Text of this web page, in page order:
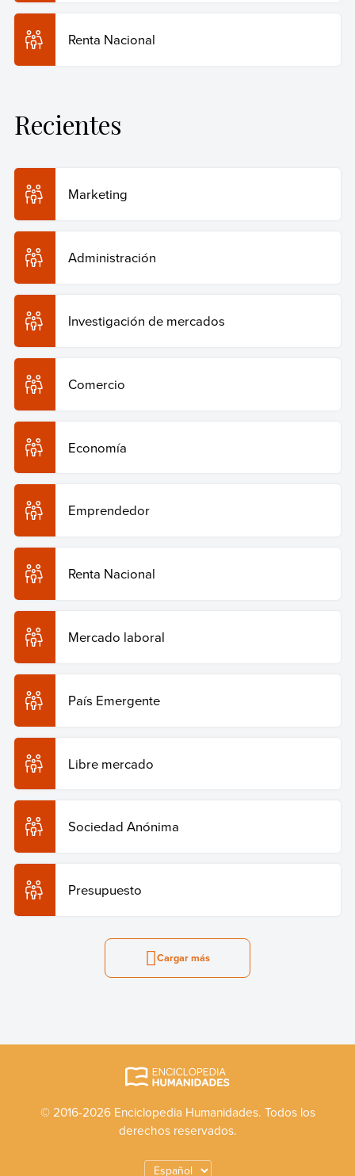
Renta Nacional
Recientes
Marketing
Administración
Investigación de mercados
Comercio
Economía
Emprendedor
Renta Nacional
Mercado laboral
País Emergente
Libre mercado
Sociedad Anónima
Presupuesto
Cargar más
© 2016-2026 Enciclopedia Humanidades. Todos los
derechos reservados.